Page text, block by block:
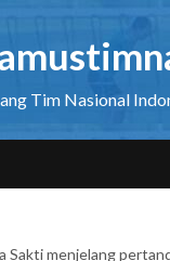
Tim Nasional
Sakti menjelang